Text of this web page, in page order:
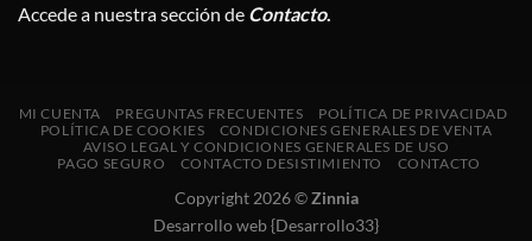
Accede a nuestra sección de Contacto.
MI CUENTA PREGUNTAS FRECUENTES
POLÍTICA DE PRIVACIDAD
POLÍTICA DE COOKIES
CONDICIONES GENERALES DE VENTA
AVISO LEGAL Y CONDICIONES GENERALES DE USO
PAGO SEGURO
CONTACTO DESISTIMIENTO CONTACTO
Copyright 2026 ©Zinnia
Desarrollo web {Desarrollo33}